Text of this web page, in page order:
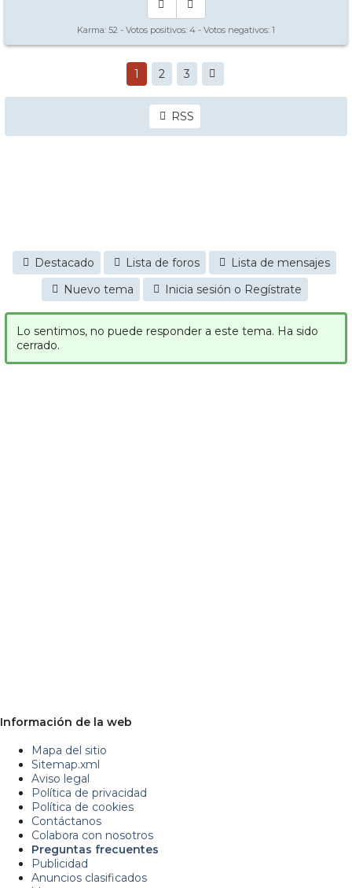
Karma: 52 - Votos positivos: 4 - Votos negativos: 1
1 2 3
RSS
Destacado Lista de foros
Lista de mensajes
Nuevo tema
Inicia sesión o Regístrate
Lo sentimos, no puede responder a este tema. Ha sido
cerrado.
Información de la web
Mapa del sitio
Sitemap.xml
Aviso legal
Política de privacidad
Política de cookies
Contáctanos
Colabora con nosotros
Preguntas frecuentes
Publicidad
Anuncios clasificados